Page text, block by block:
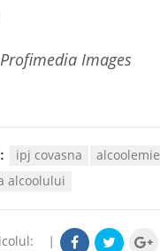
Images
ipj covasna
alcoolemie
alcoolului
|